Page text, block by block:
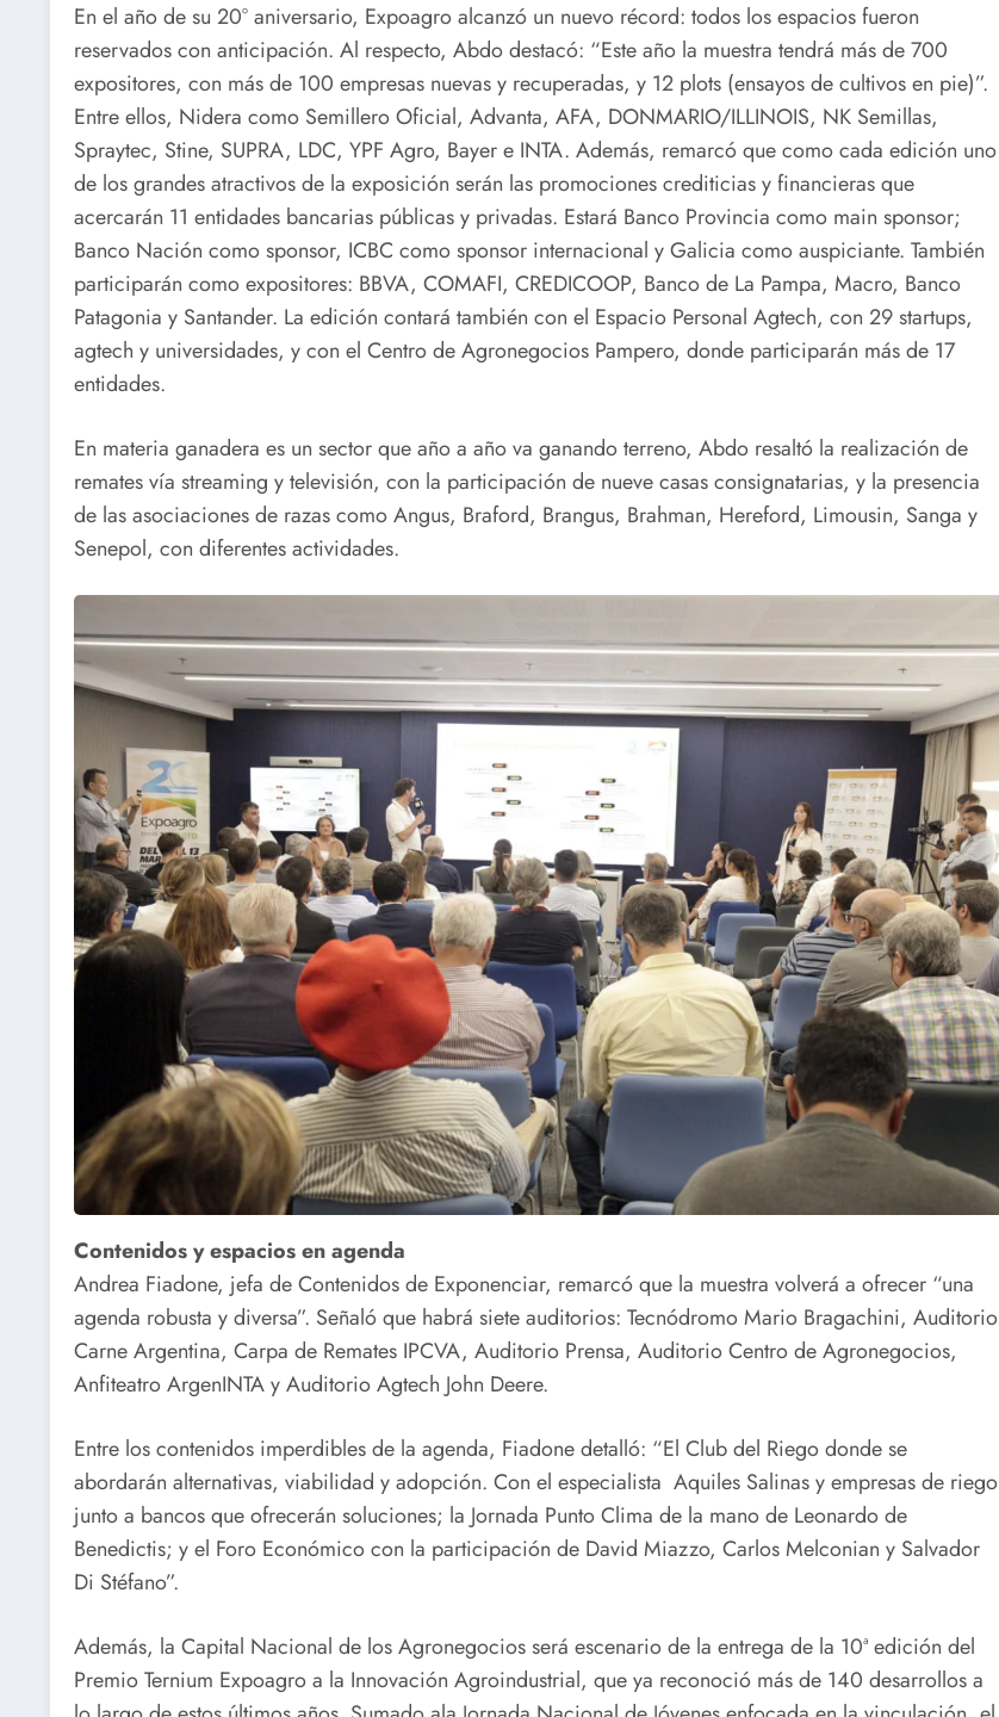
En el año de su 20° aniversario, Expoagro alcanzó un nuevo récord: todos los espacios fueron
reservados con anticipación. Al respecto, Abdo destacó: “Este año la muestra tendrá más de 700
expositores, con más de 100 empresas nuevas y recuperadas, y 12 plots (ensayos de cultivos en pie)”.
Entre ellos, Nidera como Semillero Oficial, Advanta, AFA, DONMARIO/ILLINOIS, NK Semillas,
Spraytec, Stine, SUPRA, LDC, YPF Agro, Bayer e INTA. Además, remarcó que como cada edición uno
de los grandes atractivos de la exposición serán las promociones crediticias y financieras que
acercarán 11 entidades bancarias públicas y privadas. Estará Banco Provincia como main sponsor;
Banco Nación como sponsor, ICBC como sponsor internacional y Galicia como auspiciante. También
participarán como expositores: BBVA, COMAFI, CREDICOOP, Banco de La Pampa, Macro, Banco
Patagonia y Santander. La edición contará también con el Espacio Personal Agtech, con 29 startups,
agtech y universidades, y con el Centro de Agronegocios Pampero, donde participarán más de 17
entidades.
En materia ganadera es un sector que año a año va ganando terreno, Abdo resaltó la realización de
remates vía streaming y televisión, con la participación de nueve casas consignatarias, y la presencia
de las asociaciones de razas como Angus, Braford, Brangus, Brahman, Hereford, Limousin, Sanga y
Senepol, con diferentes actividades.
Contenidos y espacios en agenda
Andrea Fiadone, jefa de Contenidos de Exponenciar, remarcó que la muestra volverá a ofrecer “una
agenda robusta y diversa”. Señaló que habrá siete auditorios: Tecnódromo Mario Bragachini, Auditorio
Carne Argentina, Carpa de Remates IPCVA, Auditorio Prensa, Auditorio Centro de Agronegocios,
Anfiteatro ArgenINTA y Auditorio Agtech John Deere.
Entre los contenidos imperdibles de la agenda, Fiadone detalló: “El Club del Riego donde se
abordarán alternativas, viabilidad y adopción. Con el especialista Aquiles Salinas y empresas de riego
junto a bancos que ofrecerán soluciones; la Jornada Punto Clima de la mano de Leonardo de
Benedictis; y el Foro Económico con la participación de David Miazzo, Carlos Melconian y Salvador
Di Stéfano”.
Además, la Capital Nacional de los Agronegocios será escenario de la entrega de la 10ª edición del
Premio Ternium Expoagro a la Innovación Agroindustrial, que ya reconoció más de 140 desarrollos a